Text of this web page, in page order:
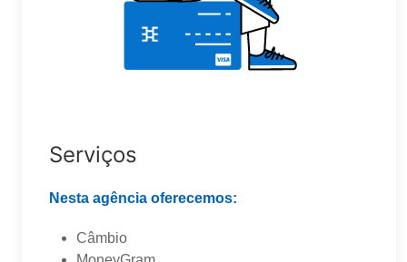
Serviços
Nesta agência oferecemos:
Câmbio